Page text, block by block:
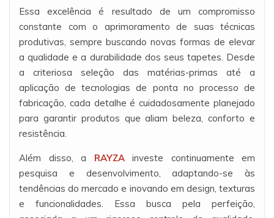
Essa excelência é resultado de um compromisso
constante com o aprimoramento de suas técnicas
produtivas, sempre buscando novas formas de elevar
a qualidade e a durabilidade dos seus tapetes. Desde
a criteriosa seleção das matérias-primas até a
aplicação de tecnologias de ponta no processo de
fabricação, cada detalhe é cuidadosamente planejado
para garantir produtos que aliam beleza, conforto e
resistência.
Além disso, a RAYZAinveste continuamente em
pesquisa e desenvolvimento, adaptando-se às
tendências do mercado e inovando em design, texturas
e funcionalidades. Essa busca pela perfeição,